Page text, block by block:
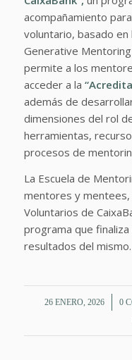
acompañamiento
voluntario, basado
Generative
permite a los
acceder a la
además de
dimensiones del rol
herramientas,
procesos de
La Escuela de
mentores y mentees,
Voluntarios de
programa que finaliza
resultados del mismo.
26 ENERO, 2026
/ 0